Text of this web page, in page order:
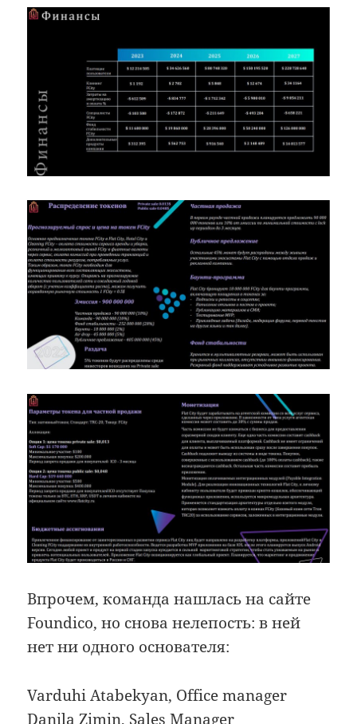
Впрочем, команда нашлась на сайте
Foundico, но снова нелепость: в ней
нет ни одного основателя:
Varduhi Atabekyan, Office manager
Danila Zimin, Sales Manager